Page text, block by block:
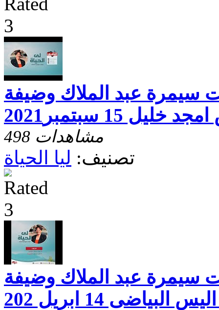
سيمرة عبد الملاك وضيفة
15 سبتمبر2021
498 مشاهدات
تصنيف: ليا الحياة
سيمرة عبد الملاك وضيفة
14 ابريل 202